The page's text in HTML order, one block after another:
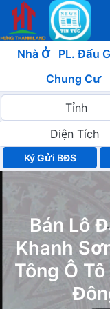
Nhà Ở PL. Đấu
Chung Cư
Ký Gửi BĐS
Bán Lô
Khanh
Tông Ô